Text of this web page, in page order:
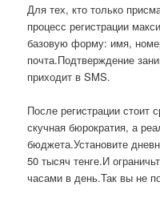
Для тех, кто только
процесс регистрации
базовую форму: имя,
почта.Подтверждение
приходит в SMS.
После регистрации стоит
скучная бюрократия, а
бюджета.Установите
50 тысяч тенге.И
часами в день.Так вы не